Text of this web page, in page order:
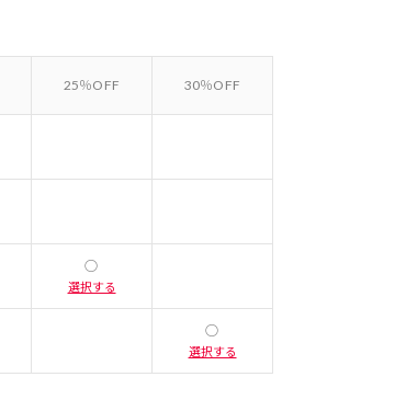
25％OFF 30％OFF
○
選択する
○
選択する